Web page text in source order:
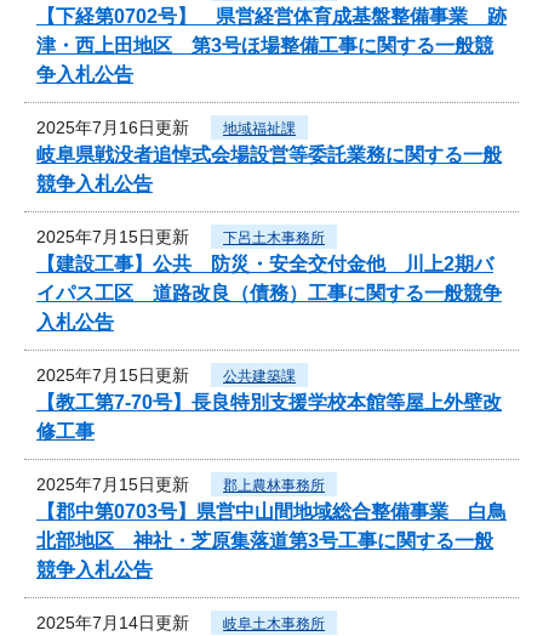
【下経第0702号】 県営経営体育成基盤整備事業 跡
津・西上田地区 第3号ほ場整備工事に関する一般競
争入札公告
2025年7月16日更新 地域福祉課
岐阜県戦没者追悼式会場設営等委託業務に関する一般
競争入札公告
2025年7月15日更新 下呂土木事務所
【建設工事】公共 防災・安全交付金他 川上2期バ
イパス工区 道路改良（債務）工事に関する一般競争
入札公告
2025年7月15日更新 公共建築課
【教工第7-70号】長良特別支援学校本館等屋上外壁改
修工事
2025年7月15日更新 郡上農林事務所
【郡中第0703号】県営中山間地域総合整備事業 白鳥
北部地区 神社・芝原集落道第3号工事に関する一般
競争入札公告
2025年7月14日更新 岐阜土木事務所